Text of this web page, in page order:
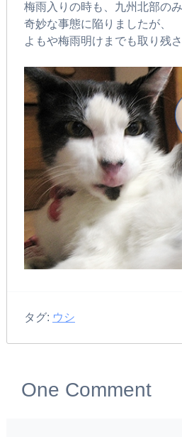
梅雨入りの時も、九州北部の
奇妙な事態に陥りましたが、
よもや梅雨明けまでも取り残
タグ: ウシ
One Comment